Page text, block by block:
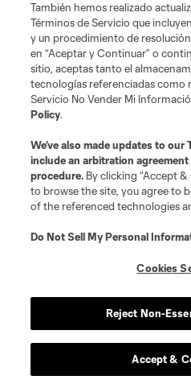
Acerca de MLS
Social
También hemos realizado
Términos de Servicio que
y un procedimiento de
en “Aceptar y Continuar” o
sitio, aceptas tanto el
tecnologías referenciadas como
Servicio No Vender Mi
Policy.
We’ve also made updates to our
include an arbitration
procedure. By clicking “Accept
to browse the site, you agree to
of the referenced technologies
Do Not Sell My Personal
Cookies
Reject Non-
Accept &